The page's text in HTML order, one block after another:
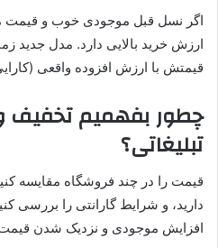
اگر نسل قبل موجودی خوب و قیمت
ارزش خرید بالایی دارد. مدل جدید
قیمتش با ارزش افزوده واقعی
چطور بفهمیم تخفیف
تبلیغاتی؟
قیمت را در چند فروشگاه مقایسه
دارید، و شرایط گارانتی را بررسی
افزایش موجودی و نزدیک شدن